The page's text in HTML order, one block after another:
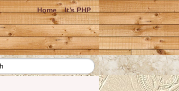
Home It’s PHP